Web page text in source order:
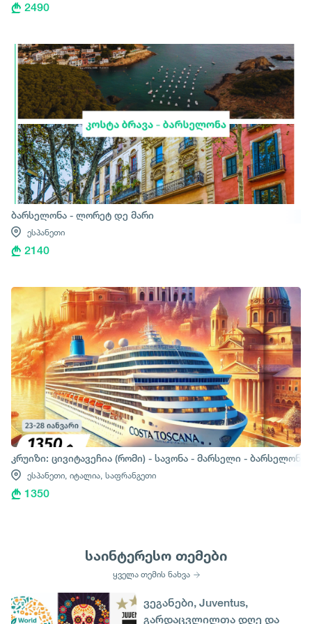
2490
ბარსელონა - ლორეტ დე მარი
ესპანეთი
2140
კრუიზი: ცივიტავეჩია (რომი) - სავონა - მარსელი - ბარსელონა
ესპანეთი, იტალია, საფრანგეთი
1350
საინტერესო თემები
ყველა თემის ნახვა
ვეგანები, Juventus,
გარდაცვლილთა დღე და